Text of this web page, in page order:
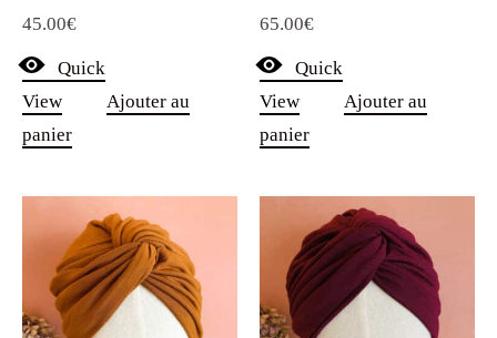
45.00€
Quick
View
Ajouter au
panier
65.00€
Quick
View
Ajouter au
panier